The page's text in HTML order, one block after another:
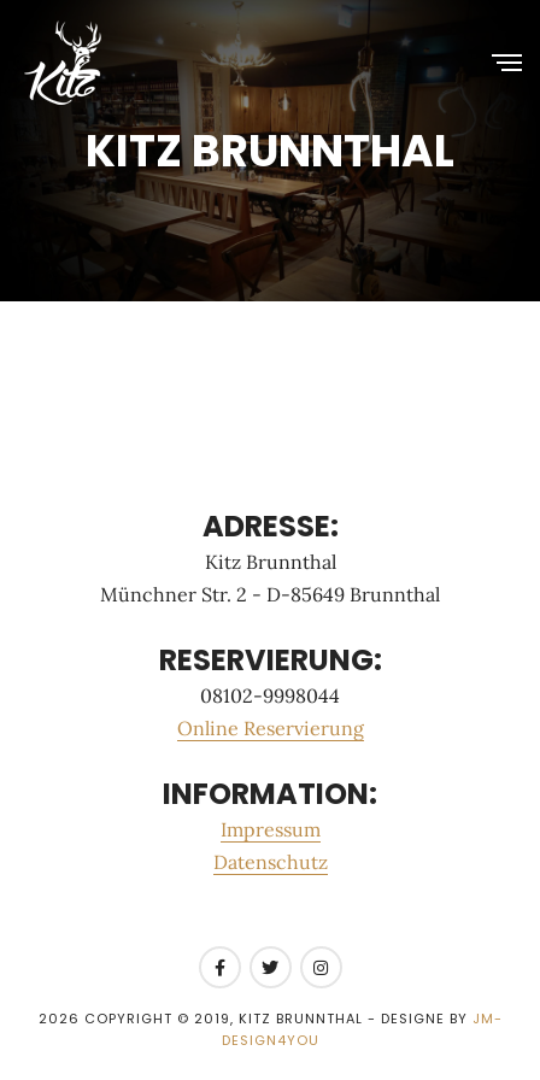
KITZ BRUNNTHAL
ADRESSE:
Kitz Brunnthal
Münchner Str. 2 - D-85649 Brunnthal
RESERVIERUNG:
08102-9998044
Online Reservierung
INFORMATION:
Impressum
Datenschutz
2026 COPYRIGHT © 2019, KITZ BRUNNTHAL - DESIGNE BY JM-
DESIGN4YOU